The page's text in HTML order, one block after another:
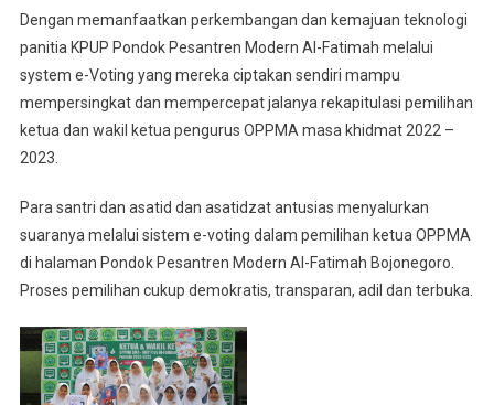
Dengan memanfaatkan perkembangan dan kemajuan teknologi
panitia KPUP Pondok Pesantren Modern Al-Fatimah melalui
system e-Voting yang mereka ciptakan sendiri mampu
mempersingkat dan mempercepat jalanya rekapitulasi pemilihan
ketua dan wakil ketua pengurus OPPMA masa khidmat 2022 –
2023.
Para santri dan asatid dan asatidzat antusias menyalurkan
suaranya melalui sistem e-voting dalam pemilihan ketua OPPMA
di halaman Pondok Pesantren Modern Al-Fatimah Bojonegoro.
Proses pemilihan cukup demokratis, transparan, adil dan terbuka.